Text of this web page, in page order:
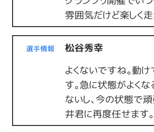
雰囲気だけど楽しく
選手情報
松谷秀幸
よくないですね。動
す。急に状態がよく
ないし、今の状態で
井君に再度任せます。